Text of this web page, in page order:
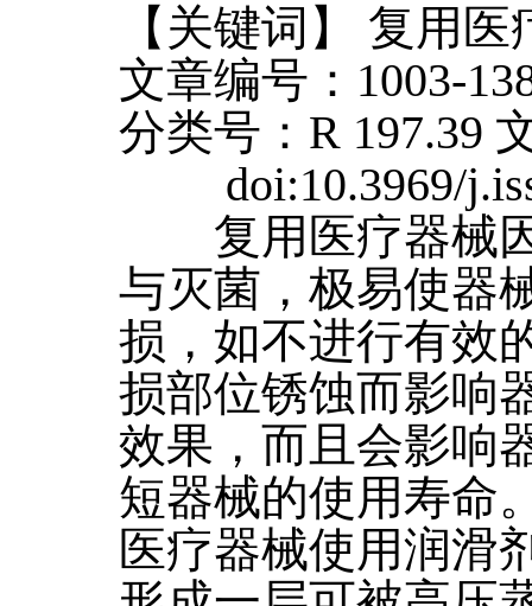
【关键词】 复
文章编号：1003-
分类号：R 197.39
doi:10.3969/
复用医疗器械因
与灭菌，极易使器
损，如不进行有效
损部位锈蚀而影响
效果，而且会影响
短器械的使用寿命
医疗器械使用润滑